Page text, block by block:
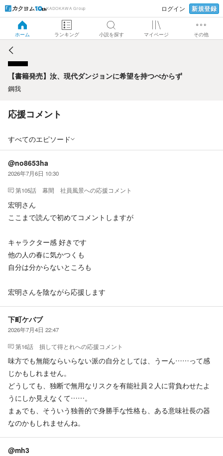
KADOKAWA Group ログイン 新規登録
ホーム ランキング 小説を探す マイページ その他
【書籍発売】汝、現代ダンジョンに希望を持つべからず
【書籍発売】汝、現代ダンジョンに希望を持つべからず
鋼我
応援コメント
すべてのエピソード
@no8653ha
2026年7月6日 10:30
第105話 幕間 社員風景への応援コメント
宏明さん
ここまで読んで初めてコメントしますが
キャラクター感 好きです
他の人の春に気かつくも
自分は分からないところも
宏明さんを陰ながら応援します
下町ケバブ
2026年7月4日 22:47
第16話 損して得とれへの応援コメント
味方でも無能ならいらない派の自分としては、うーん……って感
じかもしれません。
どうしても、独断で無用なリスクを有能社員２人に背負わせたよ
うにしか見えなくて……。
まぁでも、そういう独善的で身勝手な性格も、ある意味社長の器
なのかもしれませんね。
@mh3